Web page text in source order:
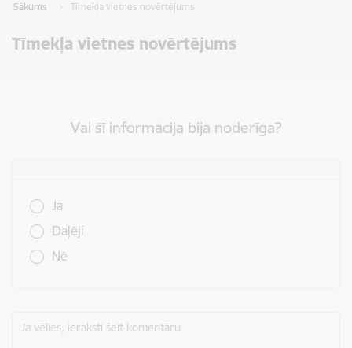
Sākums Tīmekļa vietnes novērtējums
Tīmekļa vietnes novērtējums
Vai šī informācija bija noderīga?
Jā
Daļēji
Nē
Ja vēlies, ieraksti šeit komentāru